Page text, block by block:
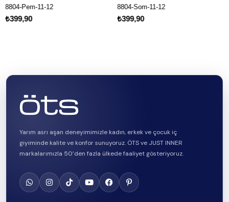
Pem-11-12
8804-Som-11-12
₺399,90
Yarım asrı aşan deneyimimizle kadın, erkek ve çocuk iç
giyiminde kalite ve konfor sunuyoruz. ÖTS ve JUST INNER
markalarımızla 50’den fazla ülkede faaliyet gösteriyoruz.